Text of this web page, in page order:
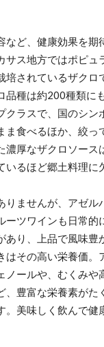
など、健康効果を期
サス地方ではポピュ
培されているザクロ
品種は約200種類に
クラスで、国のシン
ま食べるほか、絞っ
濃厚なザクロソース
いるほど郷土料理に
りませんが、アゼル
ーツワインも日常的
あり、上品で風味豊
はその高い栄養価。
ノールや、むくみや
、豊富な栄養素がた
。美味しく飲んで健